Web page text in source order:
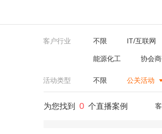
客户行业 不限 IT/互联网
能源化工 协会
活动类型 不限 公关活动
为您找到 0 个直播案例